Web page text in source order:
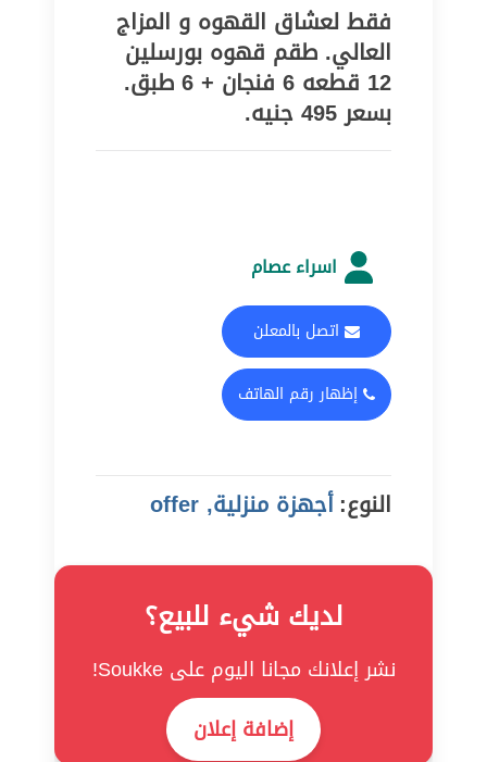
فقط لعشاق القهوه و المزاج
العالي. طقم قهوه بورسلين
12 قطعه 6 فنجان + 6 طبق.
بسعر 495 جنيه.
اسراء عصام
اتصل بالمعلن
إظهار رقم الهاتف
النوع:أجهزة منزلية, offer
لديك شيء للبيع؟
نشر إعلانك مجانا اليوم على Soukke!
إضافة إعلان